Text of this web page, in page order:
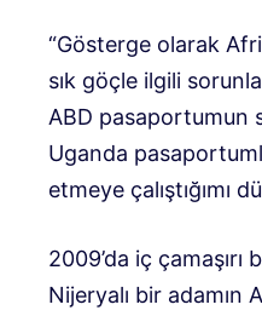
“Gösterge olarak
sık göçle ilgili
ABD pasaportumun
Uganda
etmeye çalıştığımı
2009’da iç çamaşırı
Nijeryalı bir adamın